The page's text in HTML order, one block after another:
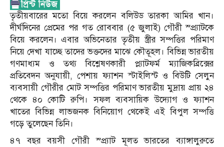
তৃতীয়বারের মতো বিয়ে করলেন বলিউড তারকা আমির খান।
দীর্ঘদিনের প্রেমের পর গত রোববার (৫ জুলাই) গৌরী স্প্র্যাটকে
বিয়ে করলেন। এবার অভিনেতার তৃতীয় স্ত্রীর সম্পত্তির পরিমাণ
নিয়ে দেখা যাচ্ছে তাদের ভক্তদের মাঝে কৌতূহল। বিভিন্ন ভারতীয়
গণমাধ্যম ও তথ্য বিশ্লেষণকারী প্ল্যাটফর্ম ম্যাজিকব্রিক্সের
প্রতিবেদন অনুযায়ী, পেশায় ফ্যাশন স্টাইলিস্ট ও বিউটি সেলুন
ব্যবসায়ী গৌরীর মোট সম্পত্তির পরিমাণ ভারতীয় মুদ্রায় প্রায় ২৪
থেকে ৪০ কোটি রুপি। সফল ব্যবসায়িক উদ্যোগ ও ফ্যাশন
খাতের বিভিন্ন লাভজনক বিনিয়োগ থেকেই এই বিপুল সম্পত্তি
গড়ে তুলেছেন তিনি।
৪৭ বছর বয়সী গৌরী স্প্র্যাট মূলত ভারতের ব্যাঙ্গালুরুতে